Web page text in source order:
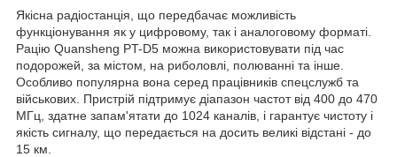
Якісна радіостанція, що передбачає можливість
функціонування як у цифровому, так і аналоговому форматі.
Рацію Quansheng PT-D5 можна використовувати під час
подорожей, за містом, на риболовлі, полюванні та інше.
Особливо популярна вона серед працівників спецслужб та
військових. Пристрій підтримує діапазон частот від 400 до 470
МГц, здатне запам'ятати до 1024 каналів, і гарантує чистоту і
якість сигналу, що передається на досить великі відстані - до
15 км.